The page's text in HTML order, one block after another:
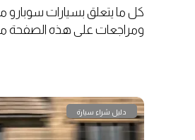
كل ما يتعلق بسيارات
ومراجعات على هذه الصفحة من
دليل شراء سيارة